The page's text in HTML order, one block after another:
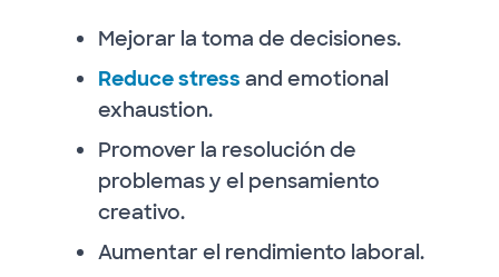
Mejorar la toma de decisiones.
Reduce stress and emotional
exhaustion.
Promover la resolución de
problemas y el pensamiento
creativo.
Aumentar el rendimiento laboral.